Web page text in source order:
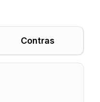
Contras